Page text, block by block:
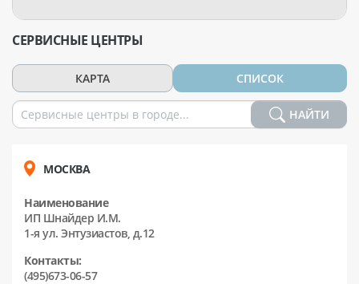
СЕРВИСНЫЕ ЦЕНТРЫ
КАРТА СПИСОК
НАЙТИ
МОСКВА
Наименование
ИП Шнайдер И.М.
1-я ул. Энтузиастов, д.12
Контакты:
(495)673-06-57